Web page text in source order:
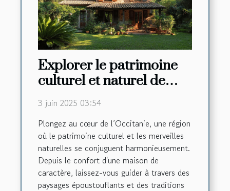
Explorer le patrimoine
culturel et naturel de
l'Occitanie depuis une
maison de caractère
3 juin 2025 03:54
Plongez au cœur de l’Occitanie, une région
où le patrimoine culturel et les merveilles
naturelles se conjuguent harmonieusement.
Depuis le confort d'une maison de
caractère, laissez-vous guider à travers des
paysages époustouflants et des traditions